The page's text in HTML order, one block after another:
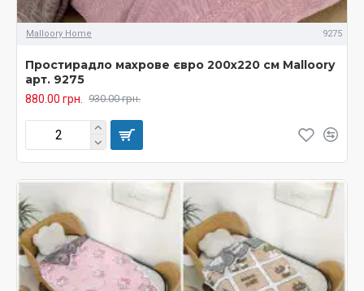
Malloory Home 9275
Простирадло махрове євро 200х220 см Malloory
арт. 9275
880.00 грн. 930.00 грн.